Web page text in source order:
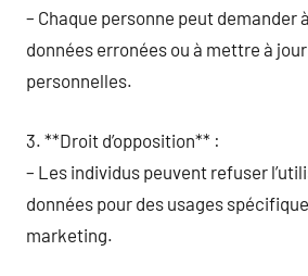
– Chaque personne peut demander
données erronées ou à mettre à
personnelles.
3. **Droit d’opposition** :
– Les individus peuvent refuser
données pour des usages
marketing.